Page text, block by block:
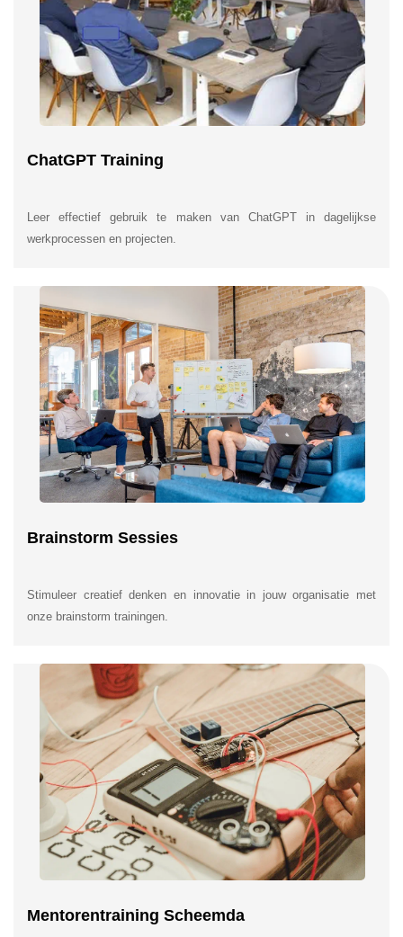
ChatGPT Training
Leer effectief gebruik te maken van ChatGPT in dagelijkse
werkprocessen en projecten.
Brainstorm Sessies
Stimuleer creatief denken en innovatie in jouw organisatie met
onze brainstorm trainingen.
Mentorentraining Scheemda